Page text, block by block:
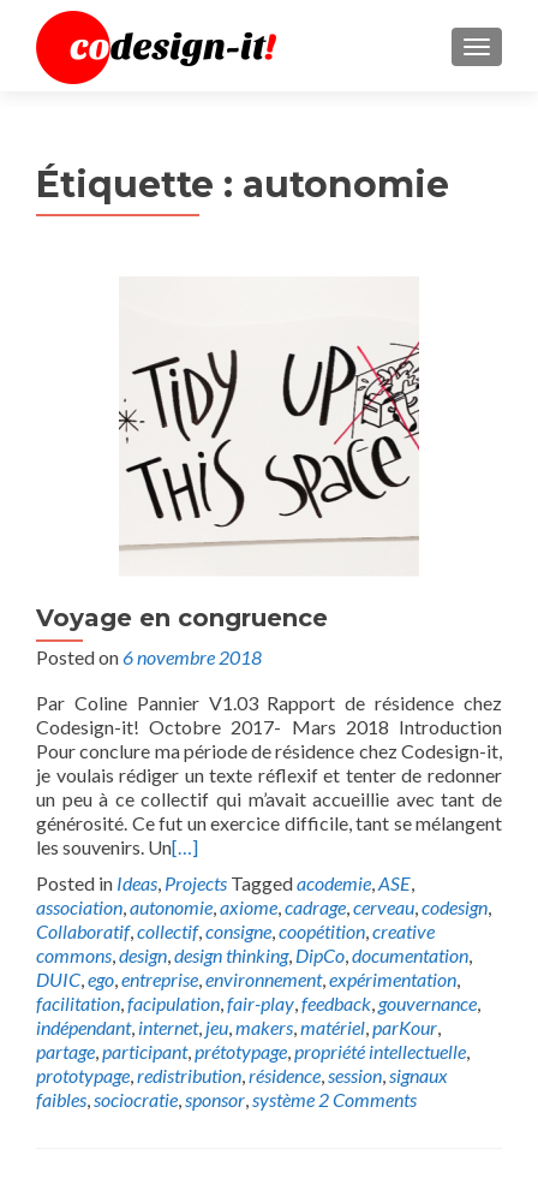
MENU
Étiquette : autonomie
Voyage en congruence
Posted on6 novembre 2018
Par Coline Pannier V1.03 Rapport de résidence chez
Codesign-it! Octobre 2017- Mars 2018 Introduction
Pour conclure ma période de résidence chez Codesign-it,
je voulais rédiger un texte réflexif et tenter de redonner
un peu à ce collectif qui m’avait accueillie avec tant de
générosité. Ce fut un exercice difficile, tant se mélangent
les souvenirs. Un[…]
Posted in Ideas, Projects Taggedacodemie,ASE,
association,autonomie,axiome,cadrage,cerveau,codesign,
Collaboratif,collectif,consigne,coopétition,creative
commons,design,design thinking, DipCo,documentation,
DUIC,ego,entreprise,environnement,expérimentation,
facilitation,facipulation,fair-play,feedback,gouvernance,
indépendant, internet, jeu,makers,matériel,parKour,
partage,participant,prétotypage,propriété intellectuelle,
prototypage,redistribution,résidence,session,signaux
faibles,sociocratie,sponsor,système 2 Comments